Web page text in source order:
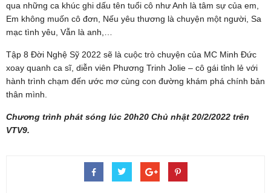
qua những ca khúc ghi dấu tên tuổi cô như Anh là tâm sự của em,
Em không muốn cô đơn, Nếu yêu thương là chuyện một người, Sa
mạc tình yêu, Vẫn là anh,…
Tập 8 Đời Nghệ Sỹ 2022 sẽ là cuộc trò chuyện của MC Minh Đức
xoay quanh ca sĩ, diễn viên Phương Trinh Jolie – cô gái tỉnh lẻ với
hành trình chạm đến ước mơ cùng con đường khám phá chính bản
thân mình.
Chương trình phát sóng lúc 20h20 Chủ nhật 20/2/2022 trên
VTV9.